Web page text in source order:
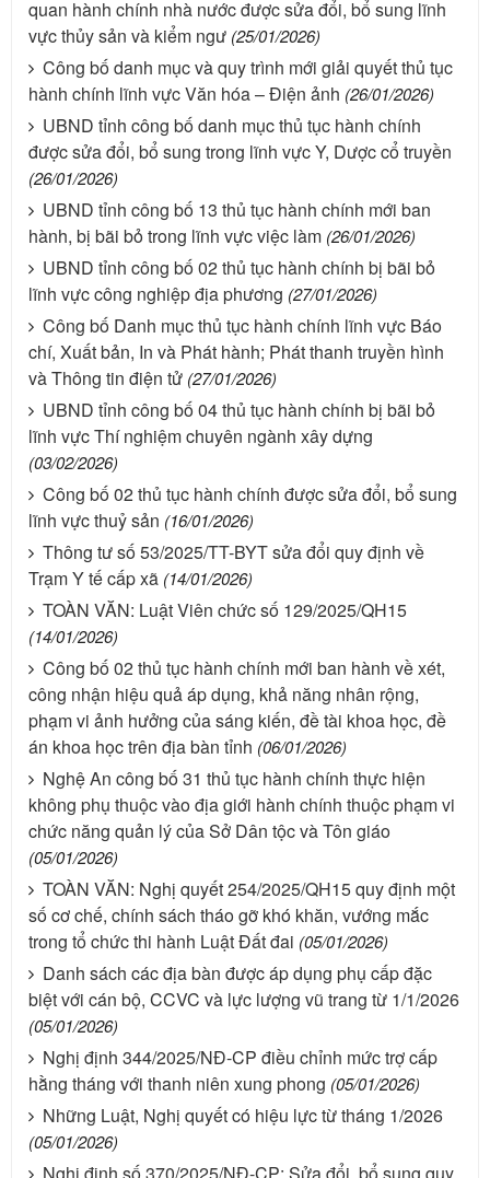
quan hành chính nhà nước được sửa đổi, bổ sung lĩnh
vực thủy sản và kiểm ngư (25/01/2026)
Công bố danh mục và quy trình mới giải quyết thủ tục
hành chính lĩnh vực Văn hóa – Điện ảnh (26/01/2026)
UBND tỉnh công bố danh mục thủ tục hành chính
được sửa đổi, bổ sung trong lĩnh vực Y, Dược cổ truyền
(26/01/2026)
UBND tỉnh công bố 13 thủ tục hành chính mới ban
hành, bị bãi bỏ trong lĩnh vực việc làm (26/01/2026)
UBND tỉnh công bố 02 thủ tục hành chính bị bãi bỏ
lĩnh vực công nghiệp địa phương (27/01/2026)
Công bố Danh mục thủ tục hành chính lĩnh vực Báo
chí, Xuất bản, In và Phát hành; Phát thanh truyền hình
và Thông tin điện tử (27/01/2026)
UBND tỉnh công bố 04 thủ tục hành chính bị bãi bỏ
lĩnh vực Thí nghiệm chuyên ngành xây dựng
(03/02/2026)
Công bố 02 thủ tục hành chính được sửa đổi, bổ sung
lĩnh vực thuỷ sản (16/01/2026)
Thông tư số 53/2025/TT-BYT sửa đổi quy định về
Trạm Y tế cấp xã (14/01/2026)
TOÀN VĂN: Luật Viên chức số 129/2025/QH15
(14/01/2026)
Công bố 02 thủ tục hành chính mới ban hành về xét,
công nhận hiệu quả áp dụng, khả năng nhân rộng,
phạm vi ảnh hưởng của sáng kiến, đề tài khoa học, đề
án khoa học trên địa bàn tỉnh (06/01/2026)
Nghệ An công bố 31 thủ tục hành chính thực hiện
không phụ thuộc vào địa giới hành chính thuộc phạm vi
chức năng quản lý của Sở Dân tộc và Tôn giáo
(05/01/2026)
TOÀN VĂN: Nghị quyết 254/2025/QH15 quy định một
số cơ chế, chính sách tháo gỡ khó khăn, vướng mắc
trong tổ chức thi hành Luật Đất đai (05/01/2026)
Danh sách các địa bàn được áp dụng phụ cấp đặc
biệt với cán bộ, CCVC và lực lượng vũ trang từ 1/1/2026
(05/01/2026)
Nghị định 344/2025/NĐ-CP điều chỉnh mức trợ cấp
hằng tháng với thanh niên xung phong (05/01/2026)
Những Luật, Nghị quyết có hiệu lực từ tháng 1/2026
(05/01/2026)